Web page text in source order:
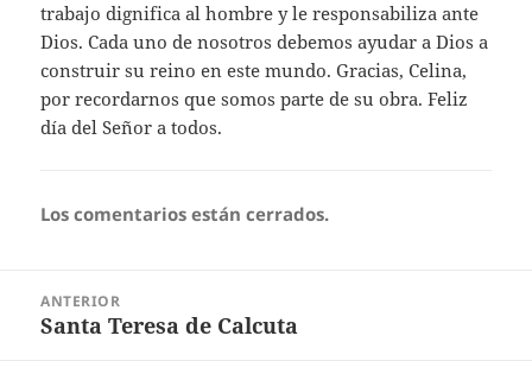
trabajo dignifica al hombre y le responsabiliza ante
Dios. Cada uno de nosotros debemos ayudar a Dios a
construir su reino en este mundo. Gracias, Celina,
por recordarnos que somos parte de su obra. Feliz
día del Señor a todos.
Los comentarios están cerrados.
entradas
ANTERIOR
Entrada
Santa Teresa de Calcuta